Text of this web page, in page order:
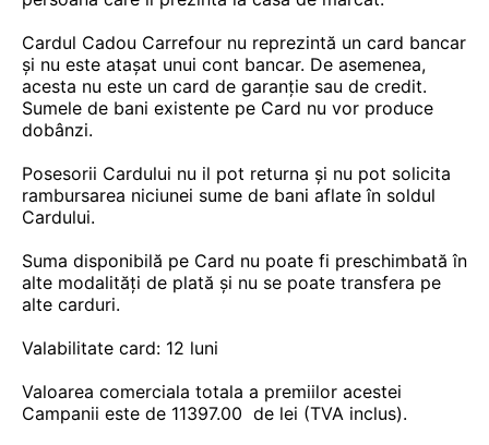
Cardul Cadou Carrefour nu reprezintă un card bancar
și nu este atașat unui cont bancar. De asemenea,
acesta nu este un card de garanție sau de credit.
Sumele de bani existente pe Card nu vor produce
dobânzi.
Posesorii Cardului nu il pot returna și nu pot solicita
rambursarea niciunei sume de bani aflate în soldul
Cardului.
Suma disponibilă pe Card nu poate fi preschimbată în
alte modalități de plată și nu se poate transfera pe
alte carduri.
Valabilitate card: 12 luni
Valoarea comerciala totala a premiilor acestei
Campanii este de 11397.00 de lei (TVA inclus).